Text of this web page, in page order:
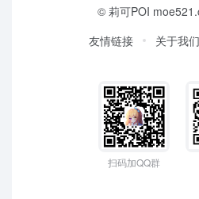
© 莉可POI
友情链接
关于我们
扫码加QQ群